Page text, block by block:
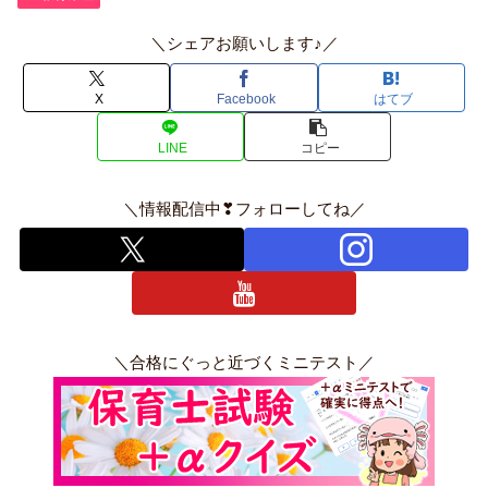
＼シェアお願いします♪／
X Facebook はてブ
LINE コピー
＼情報配信中❣フォローしてね／
＼合格にぐっと近づくミニテスト／